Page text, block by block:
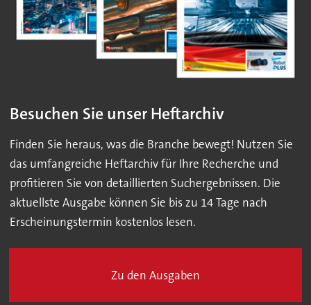
Besuchen Sie unser Heftarchiv
Finden Sie heraus, was die Branche bewegt! Nutzen Sie
das umfangreiche Heftarchiv für Ihre Recherche und
profitieren Sie von detaillierten Suchergebnissen. Die
aktuellste Ausgabe können Sie bis zu 14 Tage nach
Erscheinungstermin kostenlos lesen.
Zu den Ausgaben